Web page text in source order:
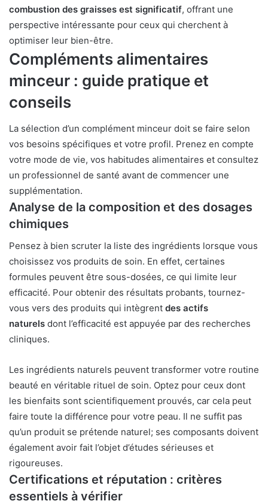
combustion des graisses est significatif, offrant une
perspective intéressante pour ceux qui cherchent à
optimiser leur bien-être.
Compléments alimentaires
minceur : guide pratique et
conseils
La sélection d’un complément minceur doit se faire selon
vos besoins spécifiques et votre profil. Prenez en compte
votre mode de vie, vos habitudes alimentaires et consultez
un professionnel de santé avant de commencer une
supplémentation.
Analyse de la composition et des dosages
chimiques
Pensez à bien scruter la liste des ingrédients lorsque vous
choisissez vos produits de soin. En effet, certaines
formules peuvent être sous-dosées, ce qui limite leur
efficacité. Pour obtenir des résultats probants, tournez-
vous vers des produits qui intègrent des actifs
naturels dont l’efficacité est appuyée par des recherches
cliniques.
Les ingrédients naturels peuvent transformer votre routine
beauté en véritable rituel de soin. Optez pour ceux dont
les bienfaits sont scientifiquement prouvés, car cela peut
faire toute la différence pour votre peau. Il ne suffit pas
qu’un produit se prétende naturel; ses composants doivent
également avoir fait l’objet d’études sérieuses et
rigoureuses.
Certifications et réputation : critères
essentiels à vérifier